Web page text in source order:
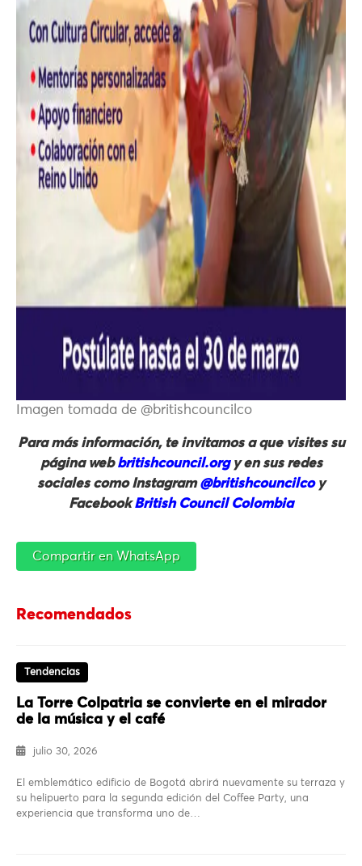
Imagen tomada de @britishcouncilco
Para más información, te invitamos a que visites su
página webbritishcouncil.orgy en sus redes
sociales como Instagram@britishcouncilcoy
FacebookBritish Council Colombia
Compartir en WhatsApp
Recomendados
Tendencias
La Torre Colpatria se convierte en el mirador
de la música y el café
julio 30, 2026
El emblemático edificio de Bogotá abrirá nuevamente su terraza y
su helipuerto para la segunda edición del Coffee Party, una
experiencia que transforma uno de…